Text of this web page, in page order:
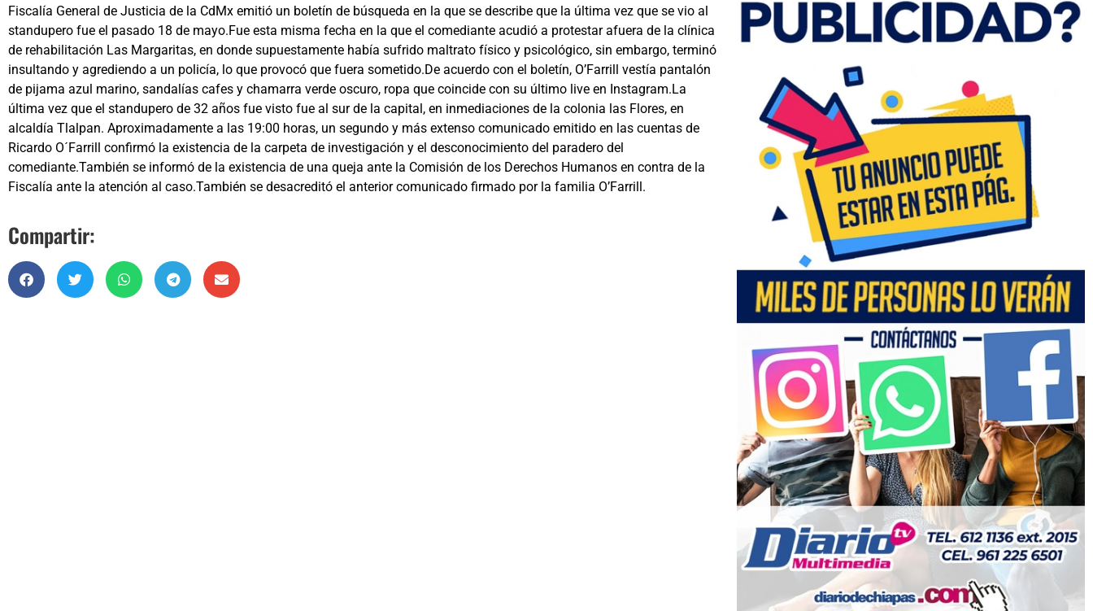
Fiscalía General de Justicia de la CdMx emitió un boletín de búsqueda en la que se describe que la última vez que se vio al
standupero fue el pasado 18 de mayo.Fue esta misma fecha en la que el comediante acudió a protestar afuera de la clínica
de rehabilitación Las Margaritas, en donde supuestamente había sufrido maltrato físico y psicológico, sin embargo, terminó
insultando y agrediendo a un policía, lo que provocó que fuera sometido.De acuerdo con el boletín, O’Farrill vestía pantalón
de pijama azul marino, sandalías cafes y chamarra verde oscuro, ropa que coincide con su último live en Instagram.La
última vez que el standupero de 32 años fue visto fue al sur de la capital, en inmediaciones de la colonia las Flores, en
alcaldía Tlalpan. Aproximadamente a las 19:00 horas, un segundo y más extenso comunicado emitido en las cuentas de
Ricardo O´Farrill confirmó la existencia de la carpeta de investigación y el desconocimiento del paradero del
comediante.También se informó de la existencia de una queja ante la Comisión de los Derechos Humanos en contra de la
Fiscalía ante la atención al caso.También se desacreditó el anterior comunicado firmado por la familia O’Farrill.
Compartir: